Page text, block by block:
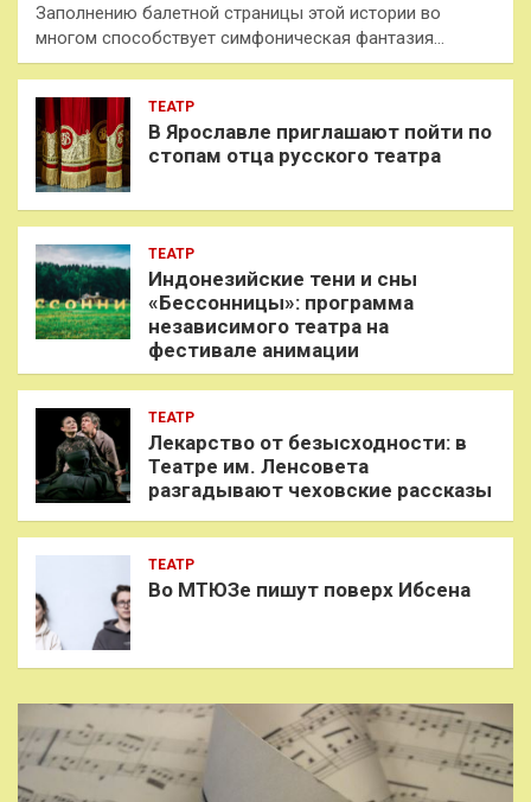
Заполнению балетной страницы этой истории во
многом способствует симфоническая фантазия…
ТЕАТР
В Ярославле приглашают пойти по
стопам отца русского театра
ТЕАТР
Индонезийские тени и сны
«Бессонницы»: программа
независимого театра на
фестивале анимации
ТЕАТР
Лекарство от безысходности: в
Театре им. Ленсовета
разгадывают чеховские рассказы
ТЕАТР
Во МТЮЗе пишут поверх Ибсена